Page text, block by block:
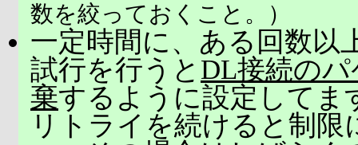
数を絞っておくこと。）
一定時間に、ある回数以
試行を行うと DL接続の
棄するように設定してま
リトライを続けると制限